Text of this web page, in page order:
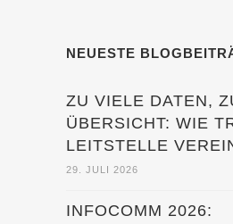
NEUESTE
ZU VIELE DATEN,
ÜBERSICHT: WIE
LEITSTELLE
29. JULI 2026
INFOCOMM 2026: